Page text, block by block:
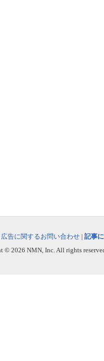
広告に関するお問い合わせ | 記事
© 2026 NMN, Inc. All rights